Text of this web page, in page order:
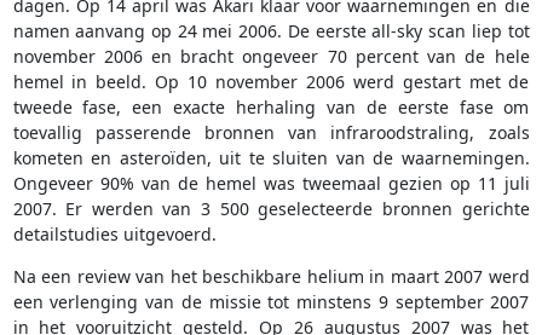
dagen. Op 14 april was Akari klaar voor waarnemingen en die
namen aanvang op 24 mei 2006. De eerste all-sky scan liep tot
november 2006 en bracht ongeveer 70 percent van de hele
hemel in beeld. Op 10 november 2006 werd gestart met de
tweede fase, een exacte herhaling van de eerste fase om
toevallig passerende bronnen van infraroodstraling, zoals
kometen en asteroïden, uit te sluiten van de waarnemingen.
Ongeveer 90% van de hemel was tweemaal gezien op 11 juli
2007. Er werden van 3 500 geselecteerde bronnen gerichte
detailstudies uitgevoerd.
Na een review van het beschikbare helium in maart 2007 werd
een verlenging van de missie tot minstens 9 september 2007
in het vooruitzicht gesteld. Op 26 augustus 2007 was het